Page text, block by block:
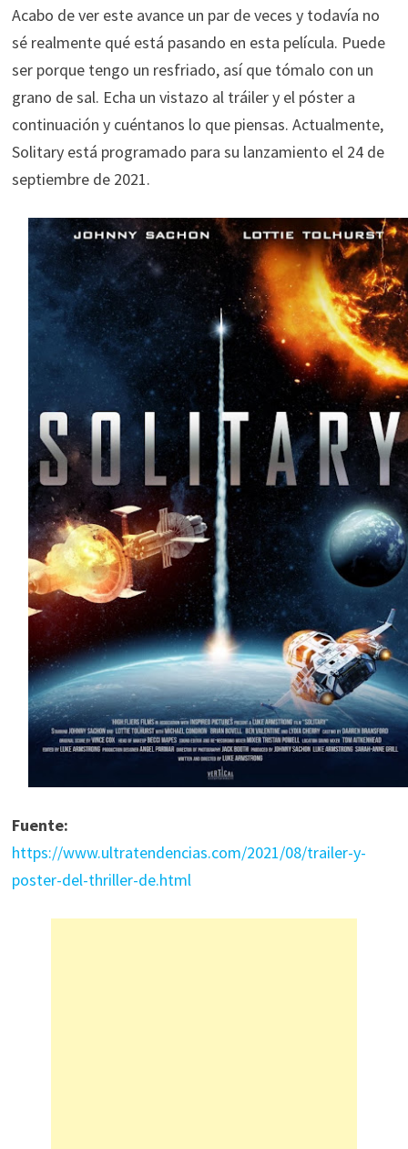
Acabo de ver este avance un par de veces y todavía no
sé realmente qué está pasando en esta película. Puede
ser porque tengo un resfriado, así que tómalo con un
grano de sal. Echa un vistazo al tráiler y el póster a
continuación y cuéntanos lo que piensas. Actualmente,
Solitary está programado para su lanzamiento el 24 de
septiembre de 2021.
Fuente:
https://www.ultratendencias.com/2021/08/trailer-y-
poster-del-thriller-de.html